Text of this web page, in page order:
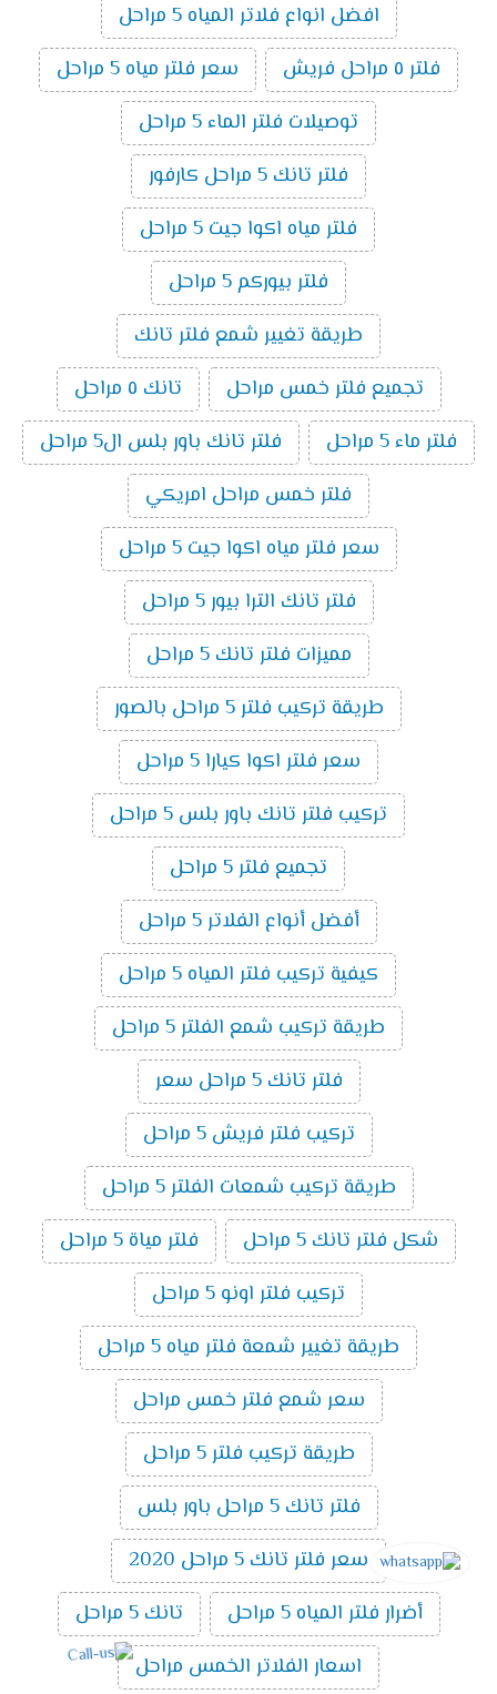
افضل انواع فلاتر المياه 5 مراحل
فلتر ٥ مراحل فريش
سعر فلتر مياه 5 مراحل
توصيلات فلتر الماء 5 مراحل
فلتر تانك 5 مراحل كارفور
فلتر مياه اكوا جيت 5 مراحل
فلتر بيوركم 5 مراحل
طريقة تغيير شمع فلتر تانك
تجميع فلتر خمس مراحل
تانك ٥ مراحل
فلتر ماء 5 مراحل
فلتر تانك باور بلس ال5 مراحل
فلتر خمس مراحل امريكي
سعر فلتر مياه اكوا جيت 5 مراحل
فلتر تانك الترا بيور 5 مراحل
مميزات فلتر تانك 5 مراحل
طريقة تركيب فلتر 5 مراحل بالصور
سعر فلتر اكوا كيارا 5 مراحل
تركيب فلتر تانك باور بلس 5 مراحل
تجميع فلتر 5 مراحل
أفضل أنواع الفلاتر 5 مراحل
كيفية تركيب فلتر المياه 5 مراحل
طريقة تركيب شمع الفلتر 5 مراحل
فلتر تانك 5 مراحل سعر
تركيب فلتر فريش 5 مراحل
طريقة تركيب شمعات الفلتر 5 مراحل
شكل فلتر تانك 5 مراحل
فلتر مياة 5 مراحل
تركيب فلتر اونو 5 مراحل
طريقة تغيير شمعة فلتر مياه 5 مراحل
سعر شمع فلتر خمس مراحل
طريقة تركيب فلتر 5 مراحل
فلتر تانك 5 مراحل باور بلس
سعر فلتر تانك 5 مراحل 2020
أضرار فلتر المياه 5 مراحل
تانك 5 مراحل
اسعار الفلاتر الخمس مراحل